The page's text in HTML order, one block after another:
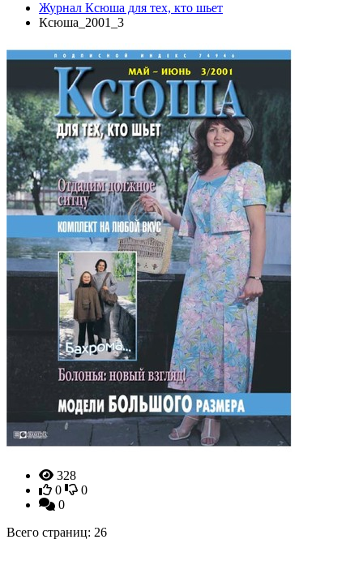
Журнал Ксюша для тех, кто шьет
Ксюша_2001_3
328
0
0
0
Всего страниц: 26